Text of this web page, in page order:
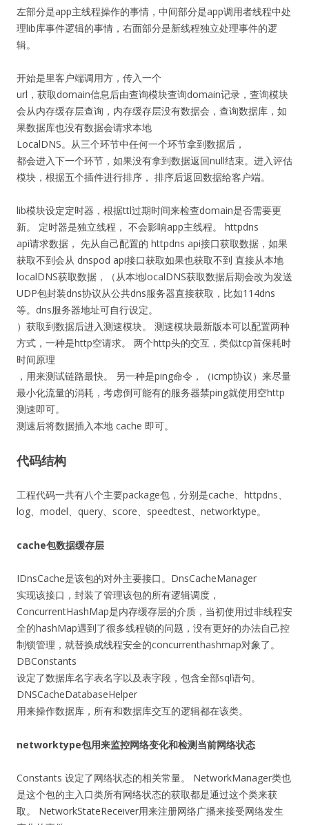
左部分是app主线程操作的事情，中间部分是app调用者线程中处
理lib库事件逻辑的事情，右面部分是新线程独立处理事件的逻
辑。
开始是里客户端调用方，传入一个
url，获取domain信息后由查询模块查询domain记录，查询模块
会从内存缓存层查询，内存缓存层没有数据会，查询数据库，如
果数据库也没有数据会请求本地
LocalDNS。从三个环节中任何一个环节拿到数据后，
都会进入下一个环节，如果没有拿到数据返回null结束。进入评估
模块，根据五个插件进行排序， 排序后返回数据给客户端。
lib模块设定定时器，根据ttl过期时间来检查domain是否需要更
新。 定时器是独立线程， 不会影响app主线程。 httpdns
api请求数据， 先从自己配置的 httpdns api接口获取数据，如果
获取不到会从 dnspod api接口获取如果也获取不到 直接从本地
localDNS获取数据，（从本地localDNS获取数据后期会改为发送
UDP包封装dns协议从公共dns服务器直接获取，比如114dns
等。dns服务器地址可自行设定。
）获取到数据后进入测速模块。 测速模块最新版本可以配置两种
方式，一种是http空请求。 两个http头的交互，类似tcp首保耗时
时间原理
，用来测试链路最快。 另一种是ping命令，（icmp协议）来尽量
最小化流量的消耗，考虑倒可能有的服务器禁ping就使用空http
测速即可。
测速后将数据插入本地 cache 即可。
代码结构
工程代码一共有八个主要package包，分别是cache、httpdns、
log、model、query、score、speedtest、networktype。
cache包数据缓存层
IDnsCache是该包的对外主要接口。DnsCacheManager
实现该接口，封装了管理该包的所有逻辑调度，
ConcurrentHashMap是内存缓存层的介质，当初使用过非线程安
全的hashMap遇到了很多线程锁的问题，没有更好的办法自己控
制锁管理，就替换成线程安全的concurrenthashmap对象了。
DBConstants
设定了数据库名字表名字以及表字段，包含全部sql语句。
DNSCacheDatabaseHelper
用来操作数据库，所有和数据库交互的逻辑都在该类。
networktype包用来监控网络变化和检测当前网络状态
Constants 设定了网络状态的相关常量。 NetworkManager类也
是这个包的主入口类所有网络状态的获取都是通过这个类来获
取。 NetworkStateReceiver用来注册网络广播来接受网络发生